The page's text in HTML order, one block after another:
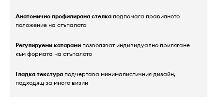
Анатомично профилирана стелка подпомага правилното
положение на стъпалото
Регулируеми катарами позволяват индивидуално прилягане
към формата на стъпалото
Гладка текстура подчертава минималистичния дизайн,
подходящ за много визии